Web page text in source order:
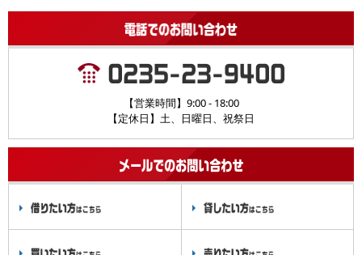
【営業時間】9:00 - 18:00
【定休日】土、日曜日、祝祭日